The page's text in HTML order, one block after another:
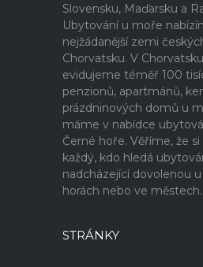
Slovensku, Maďarsku a
Ubytování u moře
nejžádanější zemi
Chorvatsku. V
evidujeme téměř 100
penzionů, apartmánů,
prázdninových domů u
máme v nabídce
Černé hoře. Věříme, že
každý, kdo hledá
nadcházející dovolenou
horách nebo ve městech.
STRÁNKY